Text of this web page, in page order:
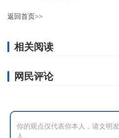
返回首页>>
相关阅读
网民评论